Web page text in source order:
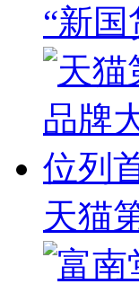
“新
天猫